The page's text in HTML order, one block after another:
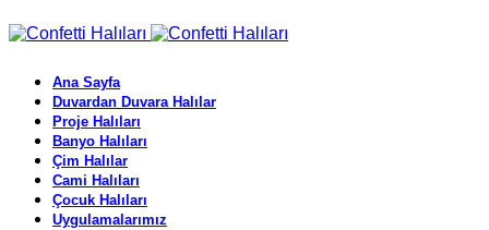
Ana Sayfa
Duvardan Duvara Halılar
Proje Halıları
Banyo Halıları
Çim Halılar
Cami Halıları
Çocuk Halıları
Uygulamalarımız